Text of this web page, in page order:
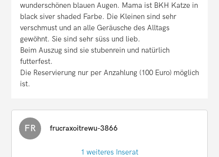
wunderschönen blauen Augen. Mama ist BKH Katze in
black siver shaded Farbe. Die Kleinen sind sehr
verschmust und an alle Geräusche des Alltags
gewöhnt. Sie sind sehr süss und lieb.
Beim Auszug sind sie stubenrein und natürlich
futterfest.
Die Reservierung nur per Anzahlung (100 Euro) möglich
ist.
FR frucraxoitrewu-3866
1 weiteres Inserat